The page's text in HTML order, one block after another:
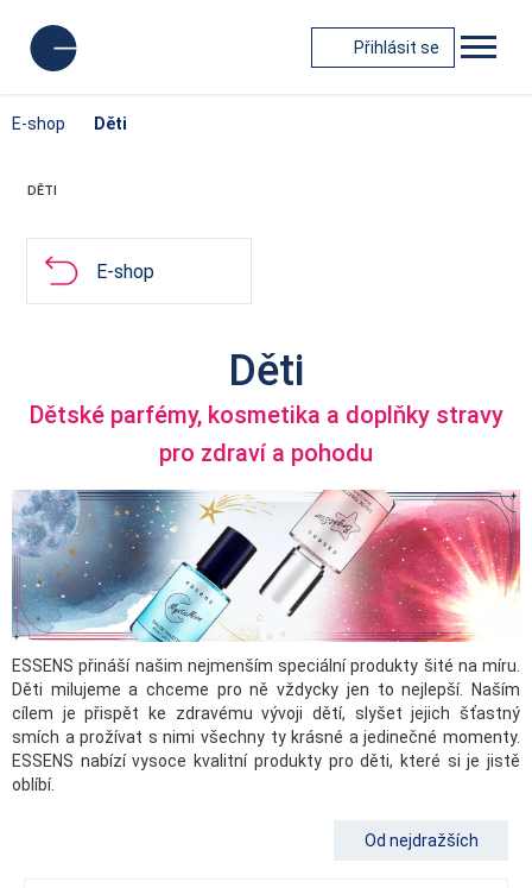
Přihlásit se
E-shop Děti
DĚTI
E-shop
Děti
Dětské parfémy, kosmetika a doplňky stravy
pro zdraví a pohodu
ESSENS přináší našim nejmenším speciální produkty šité na míru.
Děti milujeme a chceme pro ně vždycky jen to nejlepší. Naším
cílem je přispět ke zdravému vývoji dětí, slyšet jejich šťastný
smích a prožívat s nimi všechny ty krásné a jedinečné momenty.
ESSENS nabízí vysoce kvalitní produkty pro děti, které si je jistě
oblíbí.
Od nejdražších